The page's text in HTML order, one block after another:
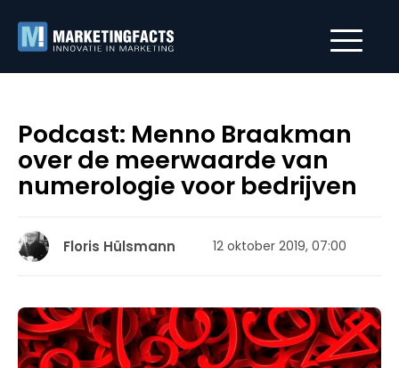
Podcast: Menno Braakman
over de meerwaarde van
numerologie voor bedrijven
Floris Hülsmann 12 oktober 2019, 07:00